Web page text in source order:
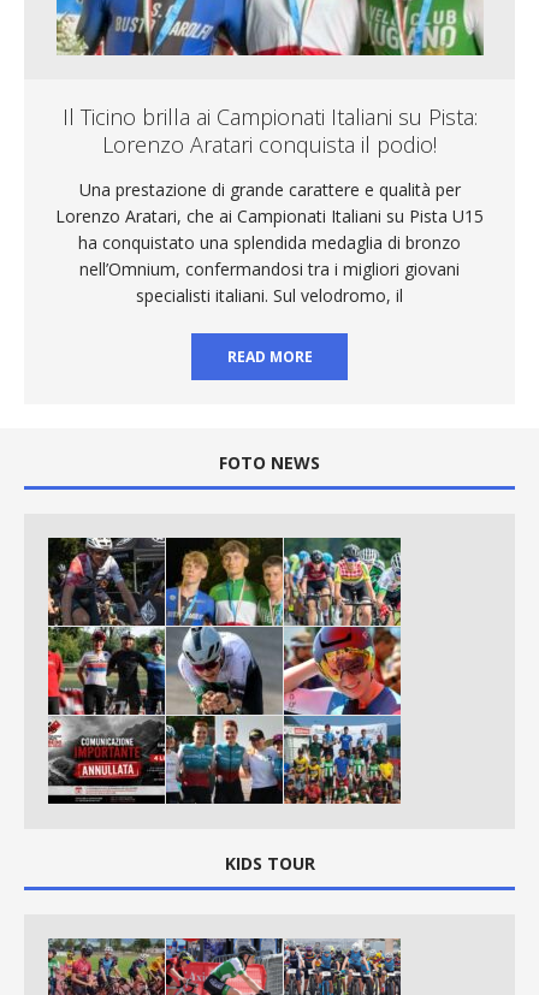
Il Ticino brilla ai Campionati Italiani su Pista:
Lorenzo Aratari conquista il podio!
Una prestazione di grande carattere e qualità per
Lorenzo Aratari, che ai Campionati Italiani su Pista U15
ha conquistato una splendida medaglia di bronzo
nell’Omnium, confermandosi tra i migliori giovani
specialisti italiani. Sul velodromo, il
READ MORE
FOTO NEWS
KIDS TOUR